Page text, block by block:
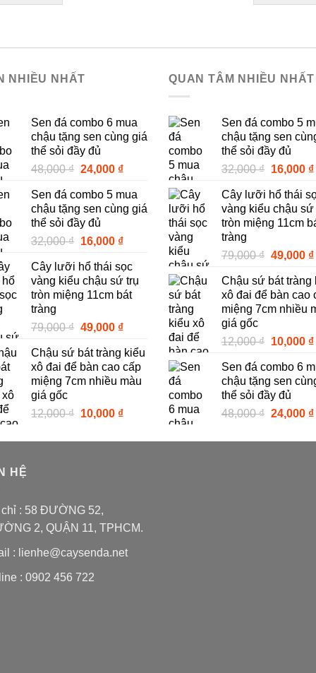
NHIỀU NHẤT
Sen đá combo 6 mua
chậu tặng sen cùng giá
thể sỏi đầy đủ
48,000₫ Giá
là:
48,000 ₫.
24,000 ₫Giá
tại
là:
Sen đá combo 5 mua
chậu tặng sen cùng giá
thể sỏi đầy đủ
32,000₫ Giá
là:
32,000 ₫.
16,000 ₫Giá
tại
là:
16,000 ₫.
Cây lưỡi hổ thái sọc
vàng kiểu chậu sứ trụ
tròn miệng 11cm bát
tràng
79,000₫ Giá
là:
79,000 ₫.
49,000 ₫Giá
tại
là:
49,000 ₫.
Chậu sứ bát tràng kiểu
xô đai để bàn cao cấp
miệng 7cm nhiều màu
giá gốc
12,000₫ Giá
là:
10,000 ₫Giá
tại
QUAN TÂM NHIỀU NHẤT
Sen đá combo 5
chậu tặng sen
thể sỏi đầy đủ
32,000₫ Giá
là:
32,000 ₫.
16,000 ₫
Cây lưỡi hổ thái
vàng kiểu chậu sứ
tròn miệng 11cm
tràng
79,000₫ Giá
là:
79,000 ₫.
49,000 ₫
Chậu sứ bát tràng
xô đai để bàn cao
miệng 7cm nhiều
giá gốc
12,000₫ Giá
là:
12,000 ₫.
10,000 ₫
Sen đá combo 6
chậu tặng sen
thể sỏi đầy đủ
48,000₫ Giá
là:
24,000 ₫
HỆ
: 58 ĐƯỜNG 52,
2, QUẬN 11, TPHCM.
: lienhe@caysenda.net
: 0902 456 722